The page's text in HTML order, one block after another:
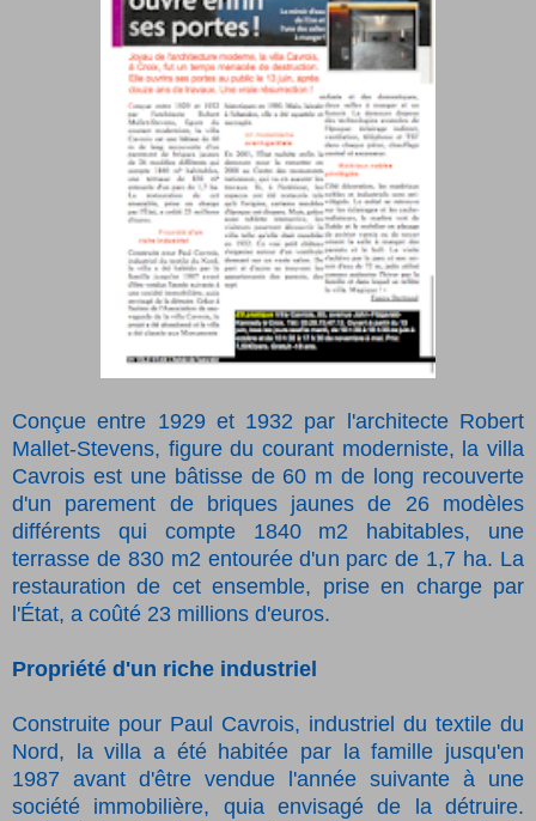
Conçue entre 1929 et 1932 par l'architecte Robert
Mallet-Stevens, figure du courant moderniste, la villa
Cavrois est une bâtisse de 60 m de long recouverte
d'un parement de briques jaunes de 26 modèles
différents qui compte 1840 m2 habitables, une
terrasse de 830 m2 entourée d'un parc de 1,7 ha. La
restauration de cet ensemble, prise en charge par
l'État, a coûté 23 millions d'euros.
Propriété d'un riche industriel
Construite pour Paul Cavrois, industriel du textile du
Nord, la villa a été habitée par la famille jusqu'en
1987 avant d'être vendue l'année suivante à une
société immobilière, quia envisagé de la détruire.